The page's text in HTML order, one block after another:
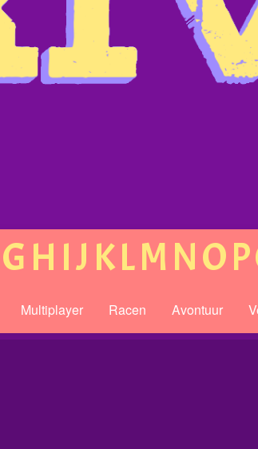
GH IJ KLMNOP
Multiplayer Racen Avontuur